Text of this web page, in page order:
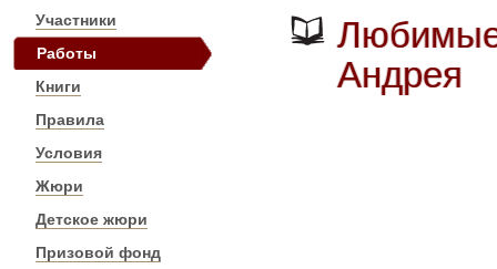
Участники
Работы
Книги
Правила
Условия
Жюри
Детское жюри
Призовой фонд
Любимые
Андрея